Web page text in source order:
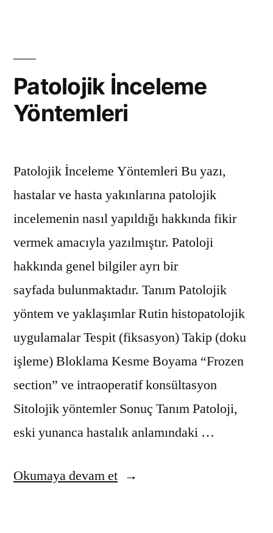
Patolojik İnceleme
Yöntemleri
Patolojik İnceleme Yöntemleri Bu yazı,
hastalar ve hasta yakınlarına patolojik
incelemenin nasıl yapıldığı hakkında fikir
vermek amacıyla yazılmıştır. Patoloji
hakkında genel bilgiler ayrı bir
sayfada bulunmaktadır. Tanım Patolojik
yöntem ve yaklaşımlar Rutin histopatolojik
uygulamalar Tespit (fiksasyon) Takip (doku
işleme) Bloklama Kesme Boyama “Frozen
section” ve intraoperatif konsültasyon
Sitolojik yöntemler Sonuç Tanım Patoloji,
eski yunanca hastalık anlamındaki …
Okumaya devam et“Patolojik